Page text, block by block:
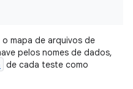
o mapa de arquivos de
pelos nomes de dados,
de cada teste como